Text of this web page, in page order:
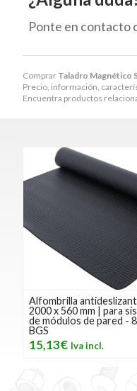
Comprar Taladro Magnético
Precio, información,
Encuentra productos
Ponte en contacto
Alfombrilla
2000 x 560 mm | para
de módulos de pared -
BGS
15,13€